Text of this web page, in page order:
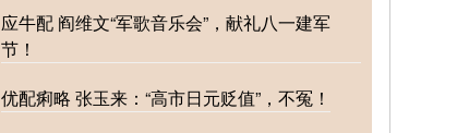
应牛配 阎维文“军歌音乐会”，献礼八一建军
节！
优配痢略 张玉来：“高市日元贬值”，不冤！